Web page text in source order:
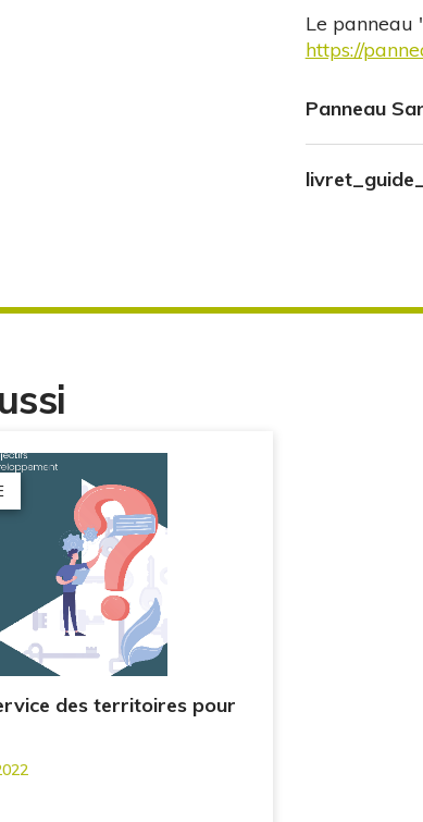
Le panneau
https://
Panneau
des territoires pour